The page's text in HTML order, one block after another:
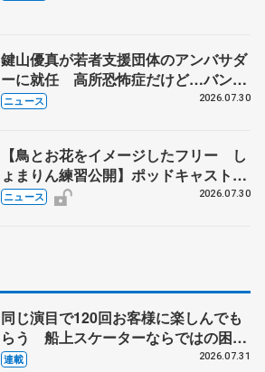
鍵山優真が若者支援団体のアンバサダ
ーに就任 高所恐怖症だけど…バンジ
ージャンプに挑戦も？
ニュース 2026.07.30
【鳥とお花をイメージしたフリー し
ょまりん練習公開】ポッドキャスト
#75を配信
ニュース 2026.07.30
同じ演目で120回お客様に楽しんでも
らう 船上スケーターならではの困難
とは 影響あったPIW前キャプテン松
連載 2026.07.31